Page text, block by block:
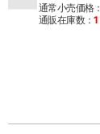
通常小売価格：
通販在庫数：1